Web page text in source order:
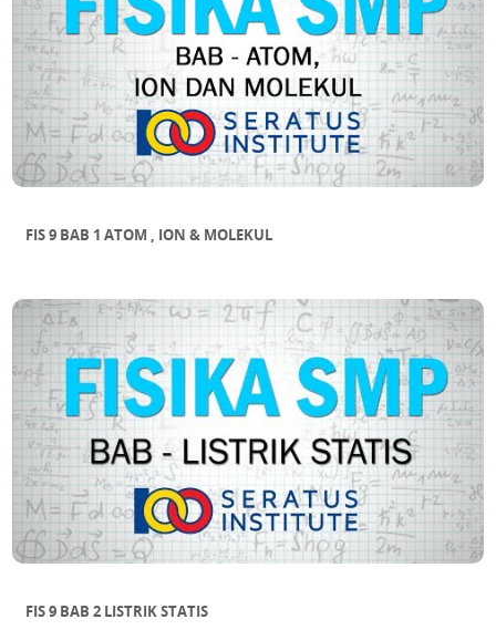
FIS 9 BAB 1 ATOM , ION & MOLEKUL
FIS 9 BAB 2 LISTRIK STATIS